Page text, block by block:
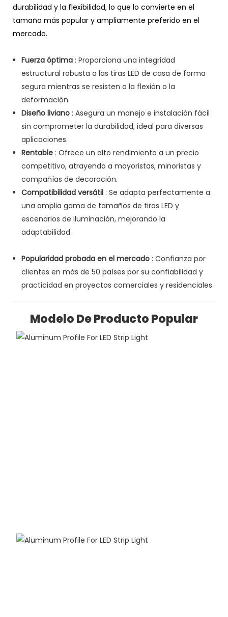
durabilidad y la flexibilidad, lo que lo convierte en el
tamaño más popular y ampliamente preferido en el
mercado.
Fuerza óptima : Proporciona una integridad
estructural robusta a las tiras LED de casa de forma
segura mientras se resisten a la flexión o la
deformación.
Diseño liviano : Asegura un manejo e instalación fácil
sin comprometer la durabilidad, ideal para diversas
aplicaciones.
Rentable : Ofrece un alto rendimiento a un precio
competitivo, atrayendo a mayoristas, minoristas y
compañías de decoración.
Compatibilidad versátil : Se adapta perfectamente a
una amplia gama de tamaños de tiras LED y
escenarios de iluminación, mejorando la
adaptabilidad.
Popularidad probada en el mercado : Confianza por
clientes en más de 50 países por su confiabilidad y
practicidad en proyectos comerciales y residenciales.
Modelo De Producto Popular